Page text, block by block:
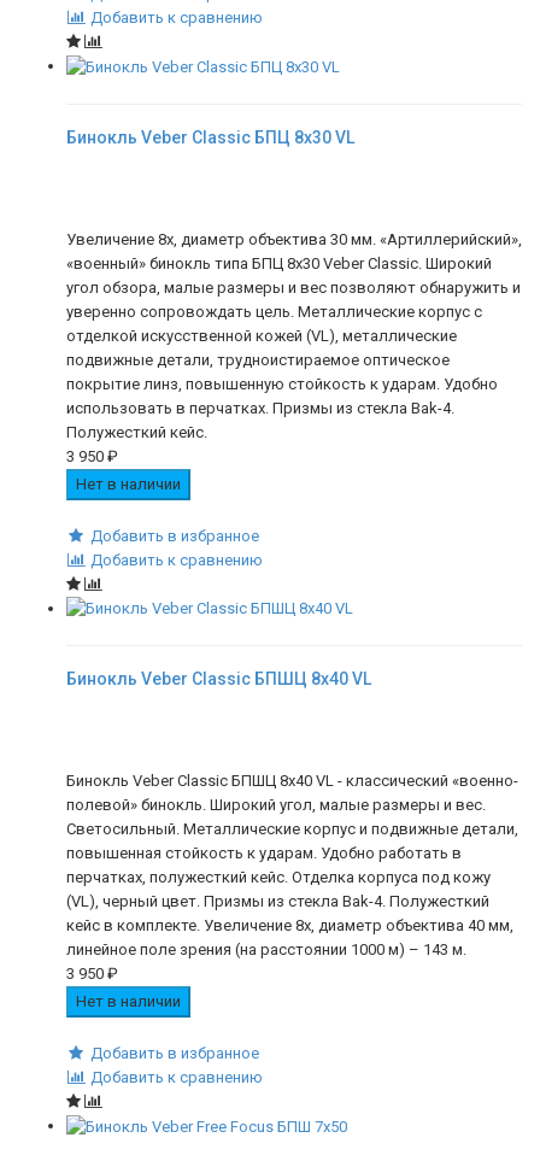
Добавить к сравнению
Бинокль Veber Classic БПЦ 8x30 VL
Увеличение 8х, диаметр объектива 30 мм. «Артиллерийский»,
«военный» бинокль типа БПЦ 8x30 Veber Classic. Широкий
угол обзора, малые размеры и вес позволяют обнаружить и
уверенно сопровождать цель. Металлические корпус с
отделкой искусственной кожей (VL), металлические
подвижные детали, трудноистираемое оптическое
покрытие линз, повышенную стойкость к ударам. Удобно
использовать в перчатках. Призмы из стекла Bak-4.
Полужесткий кейс.
3 950 ₽
Нет в наличии
Добавить в избранное
Добавить к сравнению
Бинокль Veber Classic БПШЦ 8x40 VL
Бинокль Veber Classic БПШЦ 8x40 VL - классический «военно-
полевой» бинокль. Широкий угол, малые размеры и вес.
Светосильный. Металлические корпус и подвижные детали,
повышенная стойкость к ударам. Удобно работать в
перчатках, полужесткий кейс. Отделка корпуса под кожу
(VL), черный цвет. Призмы из стекла Bak-4. Полужесткий
кейс в комплекте. Увеличение 8х, диаметр объектива 40 мм,
линейное поле зрения (на расстоянии 1000 м) – 143 м.
3 950 ₽
Нет в наличии
Добавить в избранное
Добавить к сравнению